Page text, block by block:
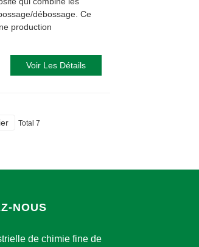
débossage. Ce
production
Voir Les Détails
Total 7
NOUS
de chimie fine de